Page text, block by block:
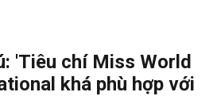
'Tiêu chí Miss World
khá phù hợp với